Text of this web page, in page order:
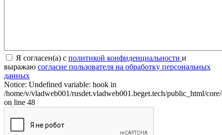
Я согласен(а) с политикой конфиденциальности и
выражаю согласие пользователя на обработку персональных
данных
Notice: Undefined variable: hook in
/home/v/vladweb001/rusdet.vladweb001.beget.tech/public_html/
on line 48